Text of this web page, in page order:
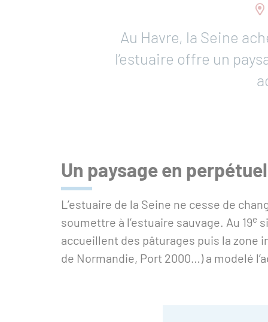
Au Havre, la Seine
l’estuaire offre un
Un paysage en
L’estuaire de la Seine ne cesse de
soumettre à l’estuaire sauvage. Au 19e
accueillent des pâturages puis la
de Normandie, Port 2000…) a modelé